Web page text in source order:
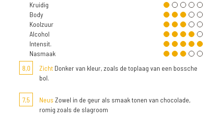
Kruidig
Body
Koolzuur
Alcohol
Intensit.
Nasmaak
8,0
Zicht Donker van kleur, zoals de toplaag van een bossche
bol.
7,5 Neus Zowel in de geur als smaak tonen van chocolade,
romig zoals de slagroom